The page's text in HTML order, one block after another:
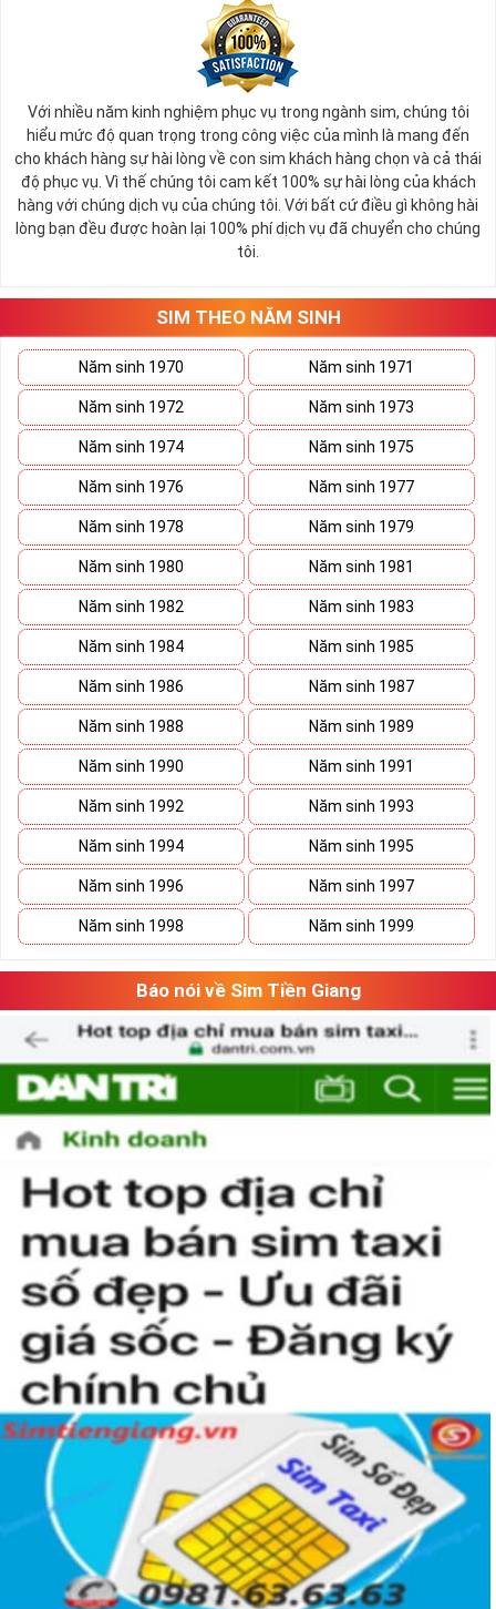
Với nhiều năm kinh nghiệm phục vụ trong ngành sim, chúng tôi
hiểu mức độ quan trọng trong công việc của mình là mang đến
cho khách hàng sự hài lòng về con sim khách hàng chọn và cả thái
độ phục vụ. Vì thế chúng tôi cam kết 100% sự hài lòng của khách
hàng với chúng dịch vụ của chúng tôi. Với bất cứ điều gì không hài
lòng bạn đều được hoàn lại 100% phí dịch vụ đã chuyển cho chúng
tôi.
SIM THEO NĂM SINH
Năm sinh 1970 Năm sinh 1971
Năm sinh 1972 Năm sinh 1973
Năm sinh 1974 Năm sinh 1975
Năm sinh 1976 Năm sinh 1977
Năm sinh 1978 Năm sinh 1979
Năm sinh 1980 Năm sinh 1981
Năm sinh 1982 Năm sinh 1983
Năm sinh 1984 Năm sinh 1985
Năm sinh 1986 Năm sinh 1987
Năm sinh 1988 Năm sinh 1989
Năm sinh 1990 Năm sinh 1991
Năm sinh 1992 Năm sinh 1993
Năm sinh 1994 Năm sinh 1995
Năm sinh 1996 Năm sinh 1997
Năm sinh 1998 Năm sinh 1999
Báo nói về Sim Tiền Giang